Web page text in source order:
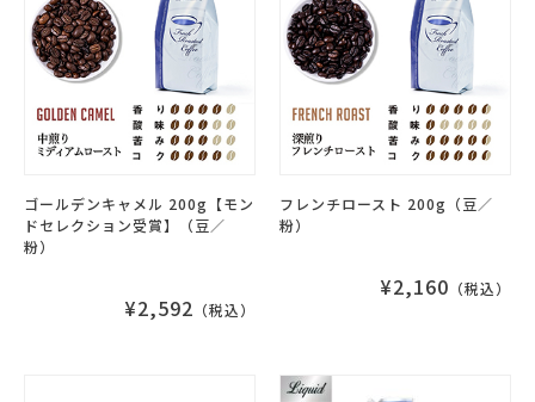
ゴールデンキャメル 200g【モン
ドセレクション受賞】（豆／
粉）
¥2,592 （税込）
フレンチロースト 200g（豆／
粉）
¥2,160 （税込）